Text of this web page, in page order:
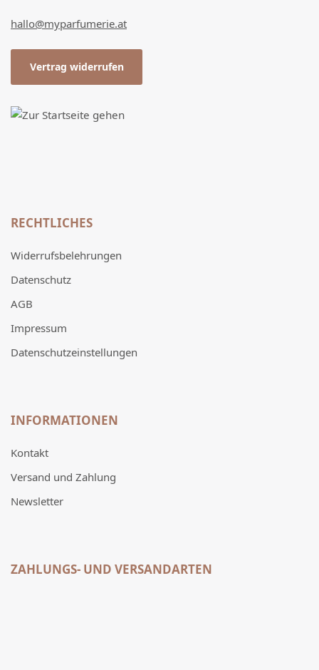
hallo@myparfumerie.at
Vertrag widerrufen
RECHTLICHES
Widerrufsbelehrungen
Datenschutz
AGB
Impressum
Datenschutzeinstellungen
INFORMATIONEN
Kontakt
Versand und Zahlung
Newsletter
ZAHLUNGS- UND VERSANDARTEN